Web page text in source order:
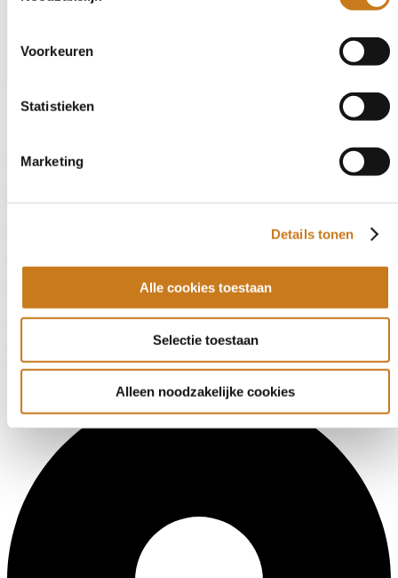
Voorkeuren
Statistieken
Marketing
Details tonen
Alle cookies toestaan
Selectie toestaan
Alleen noodzakelijke cookies
Grondbewerking
2014
Gebruikte Lemken Juwel 7MV 4N 100 met serienummer 409014,
bouwjaa...